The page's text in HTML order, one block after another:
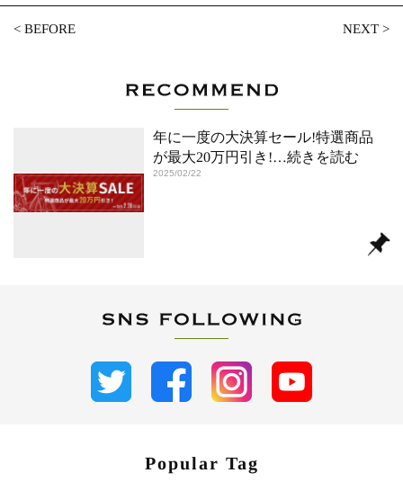
<BEFORE NEXT>
年に一度の大決算セール!特選商品
が最大20万円引き!…続きを読む
2025/02/22
Popular Tag